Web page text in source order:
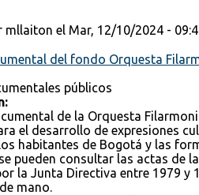
mllaiton el Mar, 12/10/2024 -
del fondo Orquesta
públicos
de la Orquesta
el desarrollo de expresiones
habitantes de Bogotá y las
pueden consultar las actas de
la Junta Directiva entre 1979 y
mano.